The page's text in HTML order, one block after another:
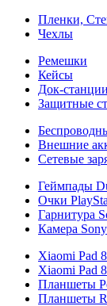
Пленки,
Чехлы
Ремешки
Кейсы
Док-станции
Защитные
Внешние
Сетевые
Геймпады
Очки
Гарнитура
Камера Sony
Xiaomi Pad
Xiaomi Pad 8
Планшеты
Планшеты